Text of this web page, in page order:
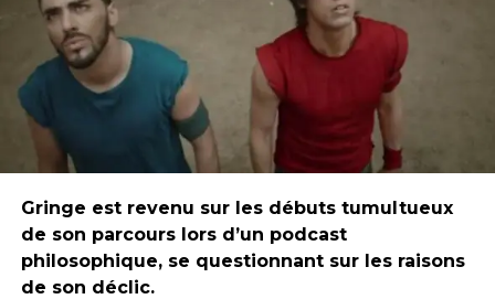
Gringe est revenu sur les débuts tumultueux
de son parcours lors d’un podcast
philosophique, se questionnant sur les raisons
de son déclic.